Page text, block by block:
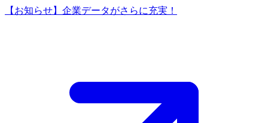
【お知らせ】企業データがさらに充実！